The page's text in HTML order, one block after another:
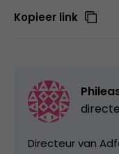
Kopieer link
Directeur van